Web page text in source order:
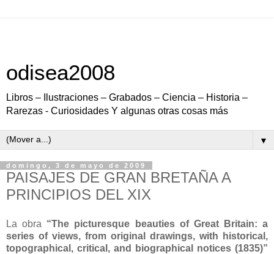
odisea2008
Libros – Ilustraciones – Grabados – Ciencia – Historia –
Rarezas - Curiosidades Y algunas otras cosas más
▼
domingo, 3 de mayo de 2009
PAISAJES DE GRAN BRETAÑA A
PRINCIPIOS DEL XIX
La obra “The picturesque beauties of Great Britain: a
series of views, from original drawings, with historical,
topographical, critical, and biographical notices (1835)”